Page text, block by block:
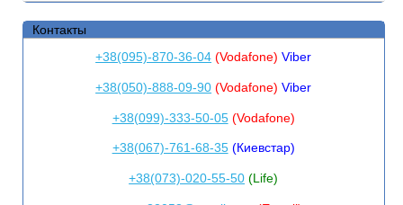
Контакты
+38(095)-870-36-04 (Vodafone)Viber
+38(050)-888-09-90 (Vodafone)Viber
+38(099)-333-50-05(Vodafone)
+38(067)-761-68-35(Киевстар)
+38(073)-020-55-50 (Life)